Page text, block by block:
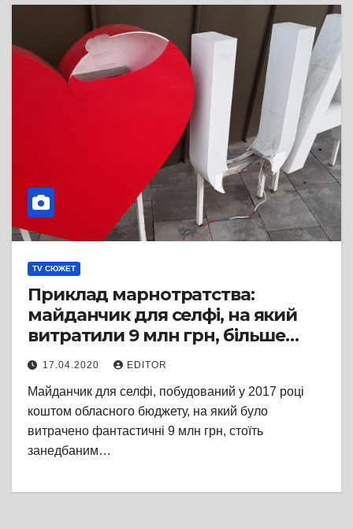
TV СЮЖЕТ
Приклад марнотратства:
майданчик для селфі, на який
витратили 9 млн грн, більше
нікому не потрібен?
17.04.2020 EDITOR
Майданчик для селфі, побудований у 2017 році
коштом обласного бюджету, на який було
витрачено фантастичні 9 млн грн, стоїть
занедбаним…